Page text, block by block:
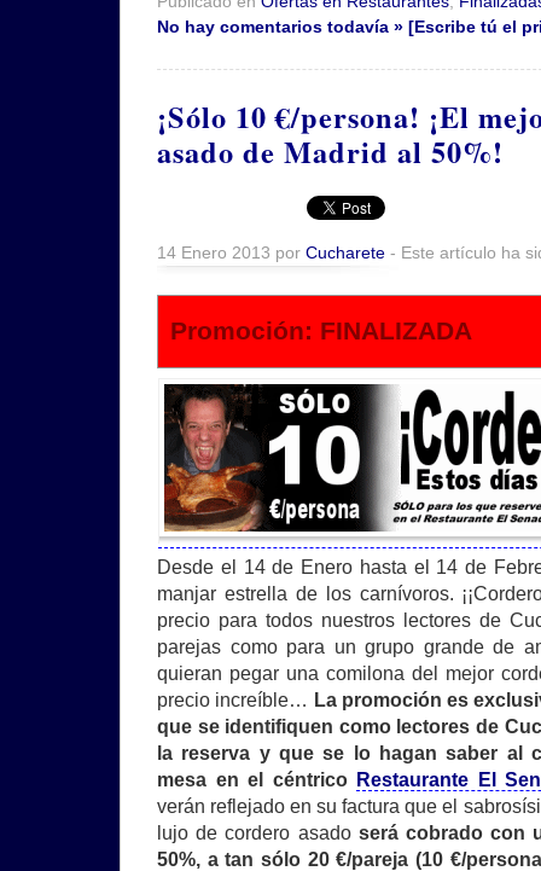
No hay comentarios todavía » [Escribe tú el
¡Sólo 10 €/persona! ¡El
asado de Madrid al 50%!
14 Enero 2013 por Cucharete - Este artículo ha
Promoción: FINALIZADA
Desde el 14 de Enero hasta el 14 de
manjar estrella de los carnívoros.
precio para todos nuestros lectores de
parejas como para un grupo grande de
quieran pegar una comilona del mejor
precio increíble… La promoción es
que se identifiquen como lectores de
la reserva y que se lo hagan saber al
mesa en el céntrico Restaurante El
verán reflejado en su factura que el
lujo de cordero asado será cobrado con
50%, a tan sólo 20 €/pareja (10 €/